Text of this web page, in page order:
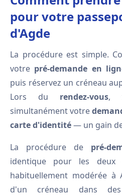
pour votre
d'Agde
La procédure est simple.
votre pré-demande en
puis réservez un créneau
Lors du rendez-vous,
simultanément votre
carte d'identité— un gain
La procédure de pré-
identique pour les deux
habituellement modérée à
d'un créneau dans des